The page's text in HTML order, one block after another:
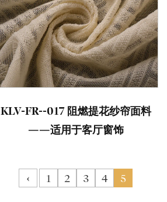
KLV-FR--017 阻燃提花纱帘面料
——适用于客厅窗饰
‹ 1 2 3 4 5